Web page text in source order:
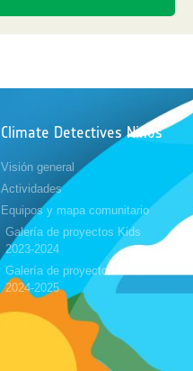
Climate Detectives Niños
Visión general
Actividades
Equipos y mapa comunitario
Galería de proyectos Kids
2023-2024
Galería de proyectos Kids
2024-2025